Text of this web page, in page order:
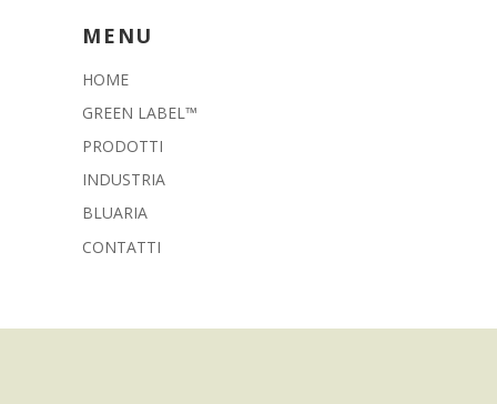
MENU
HOME
GREEN LABEL™
PRODOTTI
INDUSTRIA
BLUARIA
CONTATTI